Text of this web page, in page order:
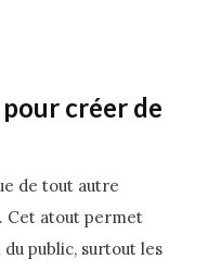
créer de
de tout autre
Cet atout permet
public, surtout les